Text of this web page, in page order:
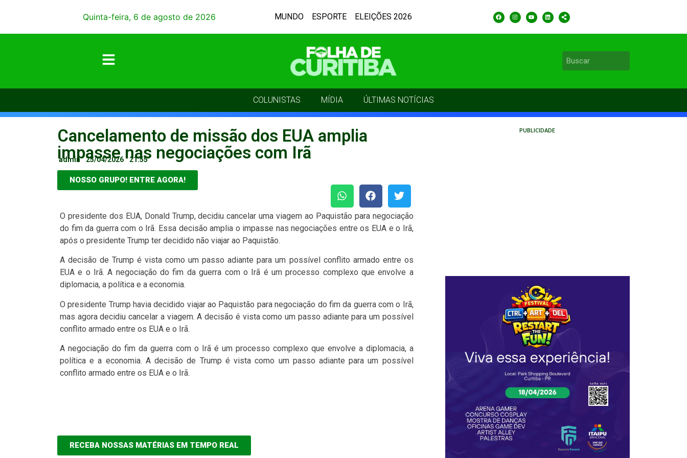
Quinta-feira, 6 de agosto de 2026 MUNDO ESPORTE ELEIÇÕES 2026
COLUNISTAS MÍDIA ÚLTIMAS NOTÍCIAS
Cancelamento de missão dos EUA amplia
impasse nas negociações com Irã
admin 25/04/2026 21:55
NOSSO GRUPO! ENTRE AGORA!
O presidente dos EUA, Donald Trump, decidiu cancelar uma viagem ao Paquistão para negociação
do fim da guerra com o Irã. Essa decisão amplia o impasse nas negociações entre os EUA e o Irã,
após o presidente Trump ter decidido não viajar ao Paquistão.
A decisão de Trump é vista como um passo adiante para um possível conflito armado entre os
EUA e o Irã. A negociação do fim da guerra com o Irã é um processo complexo que envolve a
diplomacia, a política e a economia.
O presidente Trump havia decidido viajar ao Paquistão para negociação do fim da guerra com o Irã,
mas agora decidiu cancelar a viagem. A decisão é vista como um passo adiante para um possível
conflito armado entre os EUA e o Irã.
A negociação do fim da guerra com o Irã é um processo complexo que envolve a diplomacia, a
política e a economia. A decisão de Trump é vista como um passo adiante para um possível
conflito armado entre os EUA e o Irã.
RECEBA NOSSAS MATÉRIAS EM TEMPO REAL
PUBLICIDADE